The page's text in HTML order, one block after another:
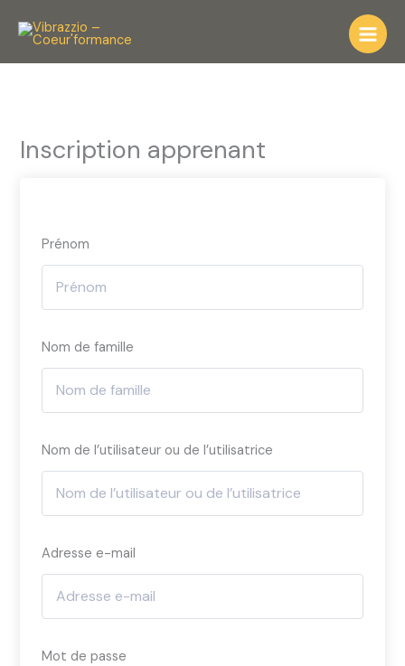
Inscription apprenant
Prénom
Nom de famille
Nom de l’utilisateur ou de l’utilisatrice
Adresse e-mail
Mot de passe